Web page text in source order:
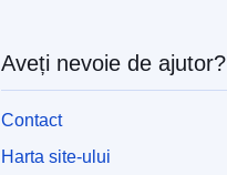
Aveți nevoie de ajutor?
Contact
Harta site-ului